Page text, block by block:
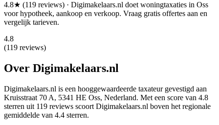
4.8★ (119 reviews) · Digimakelaars.nl doet woningtaxaties in Oss
voor hypotheek, aankoop en verkoop. Vraag gratis offertes aan en
vergelijk tarieven.
4.8
(119 reviews)
Over Digimakelaars.nl
Digimakelaars.nl is een hooggewaardeerde taxateur gevestigd aan
Kruisstraat 70 A, 5341 HE Oss, Nederland. Met een score van 4.8
sterren uit 119 reviews scoort Digimakelaars.nl boven het regionale
gemiddelde van 4.4 sterren.